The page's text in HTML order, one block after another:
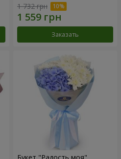
1 732 грн
Заказать